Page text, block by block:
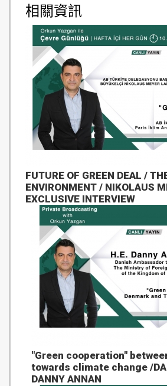
相關資訊
FUTURE OF GREEN DEAL /
ENVIRONMENT / NIKOLAUS
EXCLUSIVE INTERVIEW
"Green cooperation"
towards climate change /
DANNY ANNAN